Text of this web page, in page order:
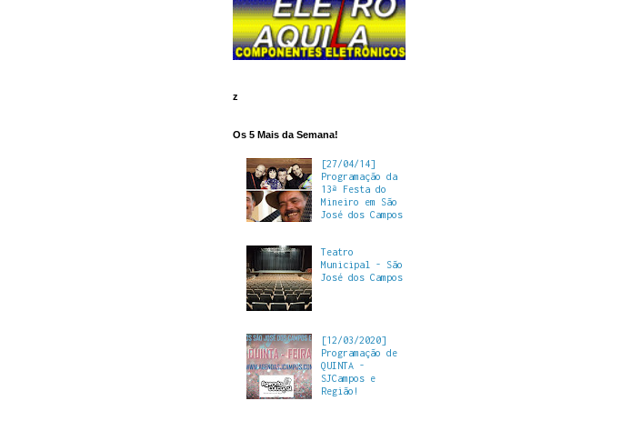
z
Os 5 Mais da Semana!
[27/04/14]
Programação da
13ª Festa do
Mineiro em São
José dos Campos
Teatro
Municipal - São
José dos Campos
[12/03/2020]
Programação de
QUINTA -
SJCampos e
Região!